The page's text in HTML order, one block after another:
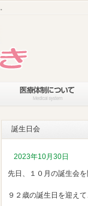
誕生日会
2023年10月30日
先日、１０月の誕生会
９２歳の誕生日を迎え